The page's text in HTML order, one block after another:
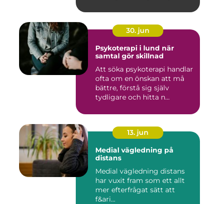
30. jun
Psykoterapi i lund när
samtal gör skillnad
Att söka psykoterapi handlar
ofta om en önskan att må
bättre, förstå sig själv
tydligare och hitta n...
13. jun
Medial vägledning på
distans
Medial vägledning distans
har vuxit fram som ett allt
mer efterfrågat sätt att
f&ari...